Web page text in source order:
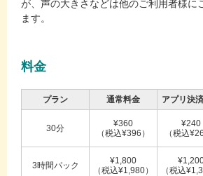
が、声の大きさなどは他のご利用者様に
ます。
料金
プラン 通常料金 アプリ決
30分
¥360
（税込¥396）
¥240
（税込
3時間パック
¥1,800
（税込¥1,980）
（税込